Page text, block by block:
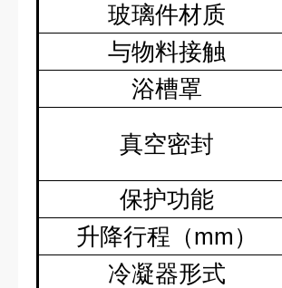
玻璃件材质
与物料接触
浴槽罩
真空密封
保护功能
升降行程（mm ）
冷凝器形式